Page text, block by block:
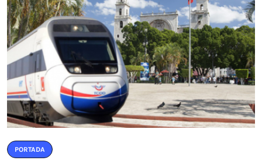
PORTADA